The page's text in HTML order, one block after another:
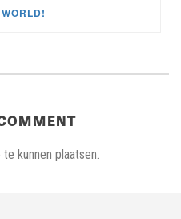
kunnen plaatsen.